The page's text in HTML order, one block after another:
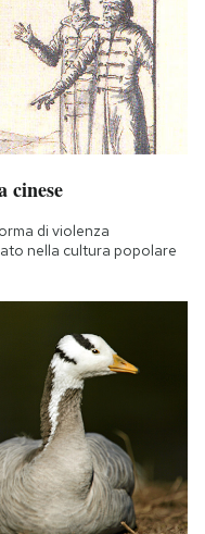
cinese
di violenza
nella cultura popolare